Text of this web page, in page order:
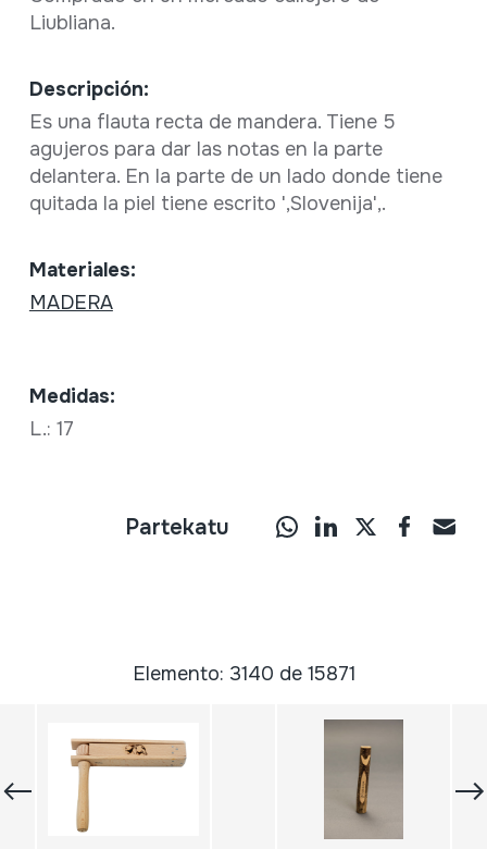
Liubliana.
Descripción:
Es una flauta recta de mandera. Tiene 5
agujeros para dar las notas en la parte
delantera. En la parte de un lado donde tiene
quitada la piel tiene escrito ',Slovenija',.
Materiales:
MADERA
Medidas:
L.: 17
Partekatu
Elemento: 3140 de 15871